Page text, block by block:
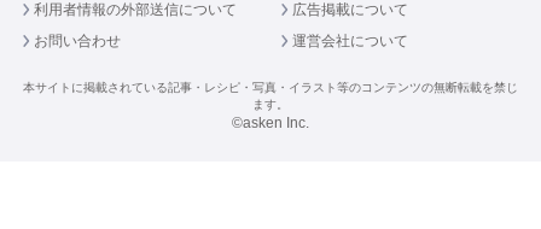
利用者情報の外部送信について
広告掲載について
お問い合わせ
運営会社について
本サイトに掲載されている記事・レシピ・写真・イラスト等のコンテンツの無断転載を禁じ
ます。
©asken Inc.